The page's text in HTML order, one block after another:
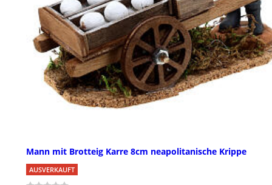
Mann mit Brotteig Karre 8cm neapolitanische Krippe
AUSVERKAUFT